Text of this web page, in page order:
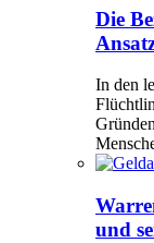
Die
In den
und